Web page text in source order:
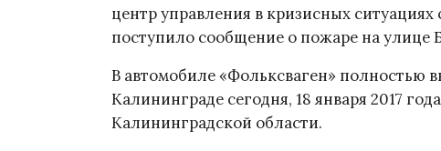
центр управления в кризисных ситуациях
поступило сообщение о пожаре на улице
В автомобиле «Фольксваген» полностью
Калининграде сегодня, 18 января 2017
Калининградской области.